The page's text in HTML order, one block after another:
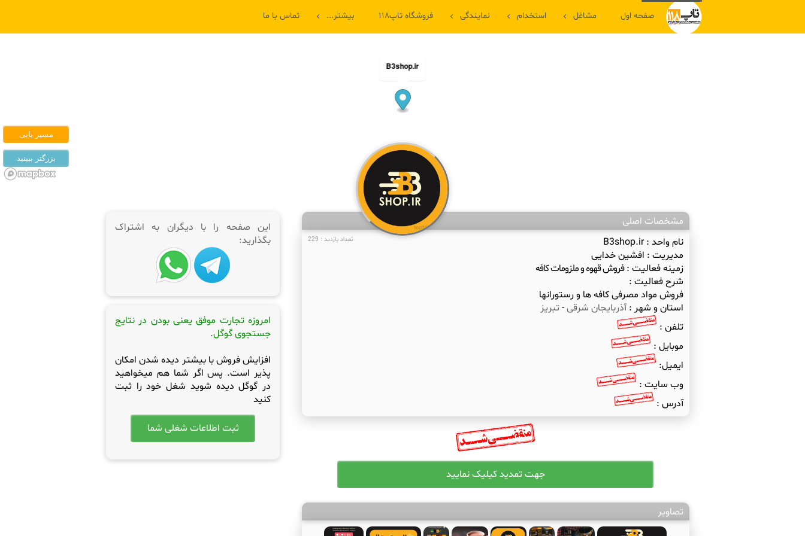
صفحه اول مشاغل استخدام نمایندگی فروشگاه تاپ۱۱۸ بیشتر... تماس با ما
B3shop.ir
مشخصات اصلی
تعداد بازدید : 229 نام واحد :B3shop.ir
مدیریت : افشین خدایی
زمینه فعالیت :فروش قهوه و ملزومات کافه
شرح فعالیت :
فروش مواد مصرفی کافه ها و رستورانها
استان و شهر :آذربایجان شرقی- تبریز
تلفن :
موبایل :
ایمیل:
وب سایت :
آدرس :
تصاویر
این صفحه را با دیگران به اشتراک
بگذارید:
امروزه تجارت موفق یعنی بودن در نتایج
جستجوی گوگل.
افزایش فروش با بیشتر دیده شدن امکان
پذیر است. پس اگر شما هم میخواهید
در گوگل دیده شوید شغل خود را ثبت
کنید